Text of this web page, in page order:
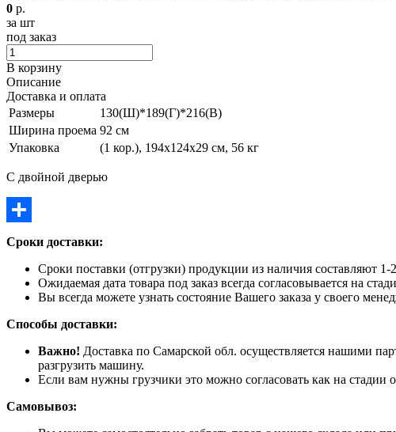
0 р.
за шт
под заказ
В корзину
Описание
Доставка и оплата
Размеры
130(Ш)*189(Г)*216(В)
Ширина проема 92 см
Упаковка
(1 кор.), 194х124х29 см, 56 кг
С двойной дверью
Отправить
Сроки доставки:
Сроки поставки (отгрузки) продукции из наличия составляют 1-
Ожидаемая дата товара под заказ всегда согласовывается на
Вы всегда можете узнать состояние Вашего заказа у своего
Способы доставки:
Важно! Доставка по Самарской обл. осуществляется нашими
разгрузить машину.
Если вам нужны грузчики это можно согласовать как на стадии
Самовывоз: